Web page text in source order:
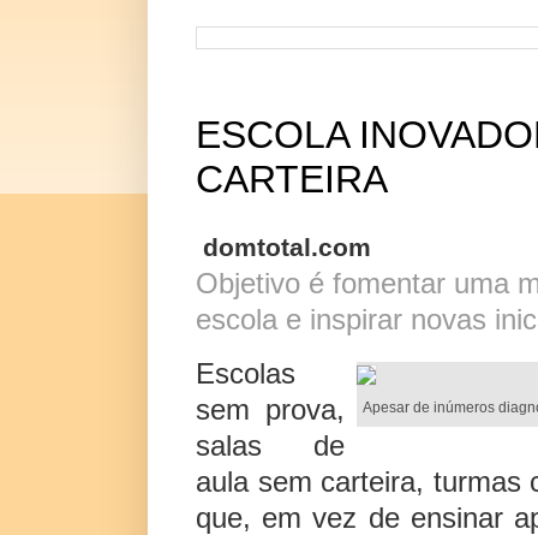
ESCOLA
CARTEIRA
domtotal.com
Objetivo é fomentar uma
escola e inspirar novas
Apesar de inúmeros
Escolas
sem prova,
salas de
aula sem carteira, turmas
que, em vez de ensinar